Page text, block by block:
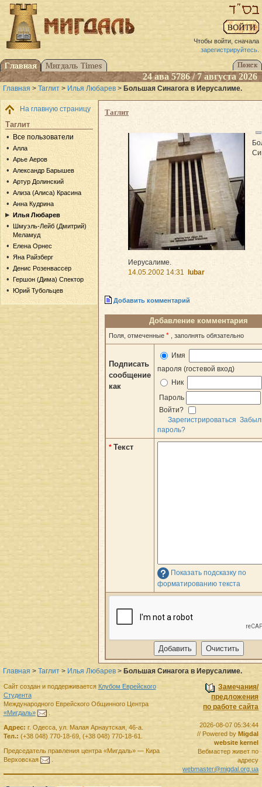
Чтобы войти, сначала
зарегистрируйтесь.
24 ава 5786 / 7 августа 2026
Главная > Таглит > Илья Любарев > Большая Синагога в Иерусалиме.
На главную страницу
Таглит
Все пользователи
Алла
Арье Аеров
Александр Барышев
Артур Долинский
Ализа (Алиса) Красина
Анна Кудрина
Илья Любарев
Шмуэль-Лейб (Дмитрий)
Меламуд
Елена Орнес
Яна Райзберг
Денис Розенвассер
Гершон (Дима) Спектор
Юрий Тубольцев
Таглит
Иерусалиме.
14.05.2002 14:31
lubar
Добавить комментарий
Добавление комментария
Поля, отмеченные * , заполнять обязательно
Подписать
сообщение
как
Имя
пароля (гостевой вход)
Ник
Пароль
Войти?
Зарегистрироваться
пароль?
* Текст
Показать подсказку по
форматированию текста
Главная > Таглит > Илья Любарев > Большая Синагога в Иерусалиме.
Замечания/
предложения
по работе сайта
2026-08-07 05:34:44
// Powered byMigdal
website kernel
Вебмастер живет по
адресу
webmaster@migdal.org.ua
Сайт создан и поддерживается Клубом Еврейского
Студента
Международного Еврейского Общинного Центра
«Мигдаль»
.
Адрес: г. Одесса, ул. Малая Арнаутская, 46-а.
Тел.: (+38 048) 770-18-69, (+38 048) 770-18-61
Председатель правленияцентра «Мигдаль»— Кира
Верховская
.